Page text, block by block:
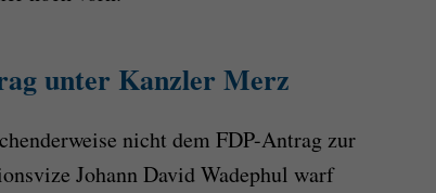
unter Kanzler Merz
nicht dem FDP-Antrag zur
Johann David Wadephul warf